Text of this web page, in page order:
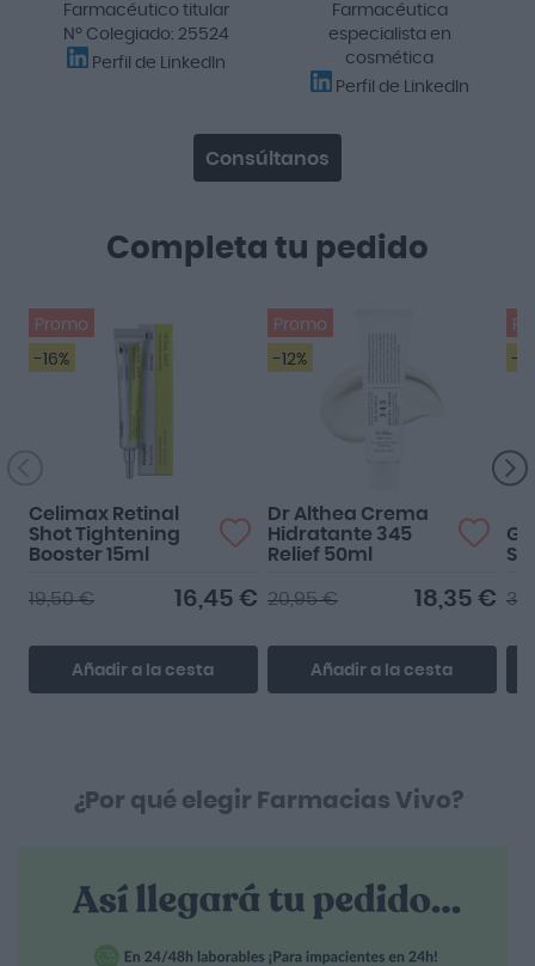
Completa tu pedido
Promo
-16%
Celimax Retinal
Shot Tightening
Booster 15ml
16,45 €
19,50 €
Añadir a la cesta
Promo
-12%
Dr Althea Crema
Hidratante 345
Relief 50ml
18,35 €
20,95 €
Añadir a la cesta
-
Farmacéutico titular
Nº Colegiado: 25524
Perfil de LinkedIn
Farmacéutica
especialista en
cosmética
Perfil de LinkedIn
Consúltanos
¿Por qué elegir Farmacias Vivo?